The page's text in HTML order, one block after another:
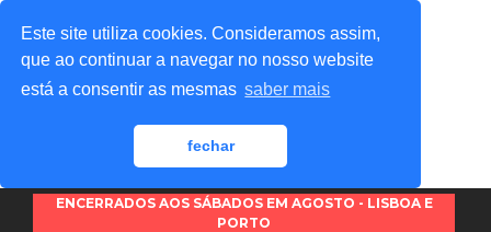
Este site utiliza cookies. Consideramos assim,
que ao continuar a navegar no nosso website
está a consentir as mesmas saber mais
fechar
ENCERRADOS AOS SÁBADOS EM AGOSTO - LISBOA E
PORTO